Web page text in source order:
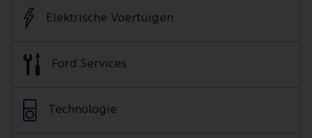
Elektrische Voertuigen
Ford Services
Technologie